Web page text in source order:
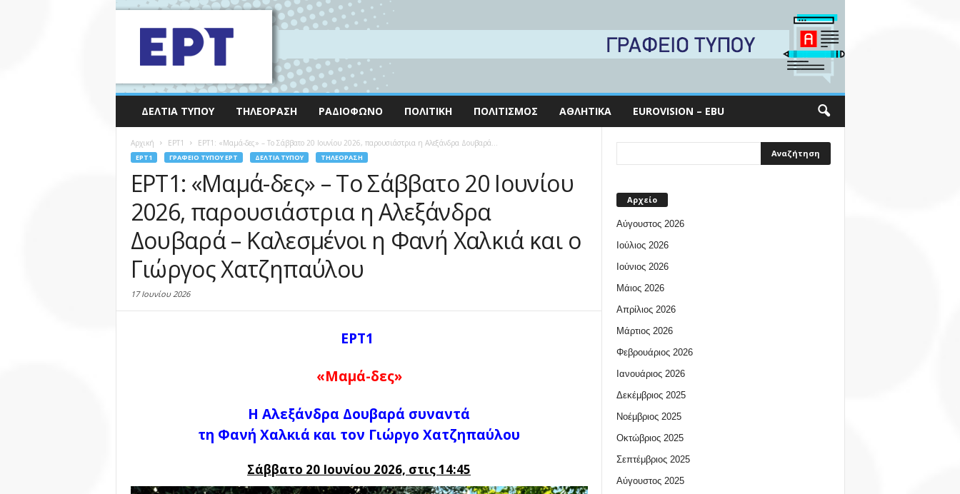
ΔΕΛΤΊΑ ΤΎΠΟΥ ΤΗΛΕΌΡΑΣΗ ΡΑΔΙΌΦΩΝΟ ΠΟΛΙΤΙΚΉ ΠΟΛΙΤΙΣΜΌΣ ΑΘΛΗΤΙΚΆ EUROVISION – EBU
Αρχική EΡΤ1 ΕΡΤ1: «Μαμά-δες» – Το Σάββατο 20 Ιουνίου 2026, παρουσιάστρια η Αλεξάνδρα Δουβαρά...
EΡΤ1 ΓΡΑΦΕΊΟ ΤΎΠΟΥ ΕΡΤ ΔΕΛΤΊΑ ΤΎΠΟΥ ΤΗΛΕΌΡΑΣΗ
ΕΡΤ1: «Μαμά-δες» – Το Σάββατο 20 Ιουνίου
2026, παρουσιάστρια η Αλεξάνδρα
Δουβαρά – Καλεσμένοι η Φανή Χαλκιά και ο
Γιώργος Χατζηπαύλου
17 Ιουνίου 2026
ΕΡΤ1
«Μαμά-δες»
Η Αλεξάνδρα Δουβαρά συναντά
τη Φανή Χαλκιά και τον Γιώργο Χατζηπαύλου
Σάββατο 20 Ιουνίου 2026, στις 14:45
Αρχείο
Αύγουστος 2026
Ιούλιος 2026
Ιούνιος 2026
Μάιος 2026
Απρίλιος 2026
Μάρτιος 2026
Φεβρουάριος 2026
Ιανουάριος 2026
Δεκέμβριος 2025
Νοέμβριος 2025
Οκτώβριος 2025
Σεπτέμβριος 2025
Αύγουστος 2025